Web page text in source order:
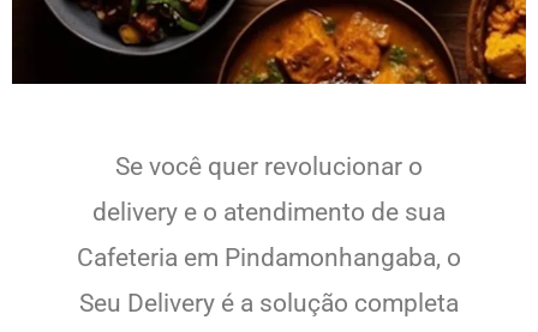
Se você quer revolucionar o
delivery e o atendimento de sua
Cafeteria em Pindamonhangaba, o
Seu Delivery é a solução completa